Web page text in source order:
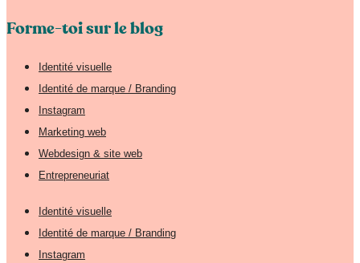
Forme-toi sur le blog
Identité visuelle
Identité de marque / Branding
Instagram
Marketing web
Webdesign & site web
Entrepreneuriat
Identité visuelle
Identité de marque / Branding
Instagram